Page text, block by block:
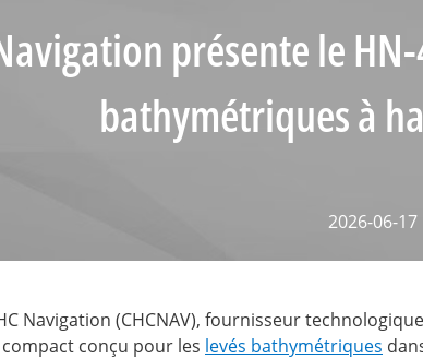
présente le
bathymétriques à
2026-06-17
Navigation (CHCNAV), fournisseur
conçu pour les levés bathymétriques